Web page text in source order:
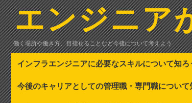
コ
ン
テ
ン
ツ
へ
ス
キ
ッ
プ
エンジニア
働く場所や働き方、目指せることなど今後について考えよう
インフラエンジニアに必要なスキルについて知ろ
今後のキャリアとしての管理職・専門職について